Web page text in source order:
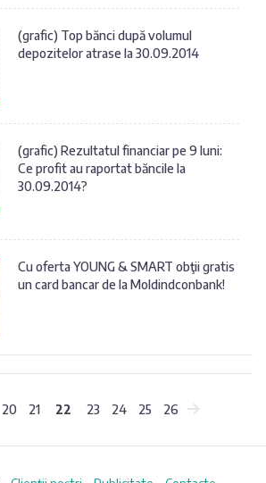
(grafic) Top bănci după volumul
depozitelor atrase la 30.09.2014
(grafic) Rezultatul financiar pe 9 luni:
Ce profit au raportat băncile la
30.09.2014?
Cu oferta YOUNG & SMART obţii gratis
un card bancar de la Moldindconbank!
20 21 22 23 24 25 26